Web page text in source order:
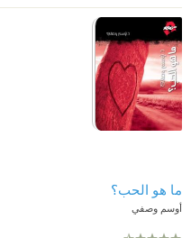
ما هو الحب؟
أوسم وصفي